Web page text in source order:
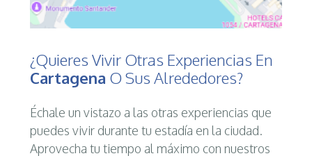
¿Quieres Vivir Otras Experiencias En
Cartagena O Sus Alrededores?
Échale un vistazo a las otras experiencias que
puedes vivir durante tu estadía en la ciudad.
Aprovecha tu tiempo al máximo con nuestros